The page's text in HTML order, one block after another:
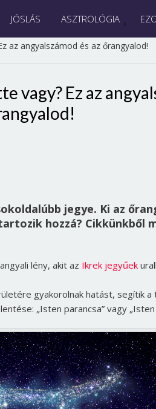
JÓSLÁS ASZTROLÓGIA
az angyalszámod és az őrangyalod!
vagy? Ez az
jegye. Ki az
hozzá? Cikkünkből
lény, akit az Ikrek jegyűek
gyakorolnak hatást, segítik
„Isten parancsa” vagy „Isten